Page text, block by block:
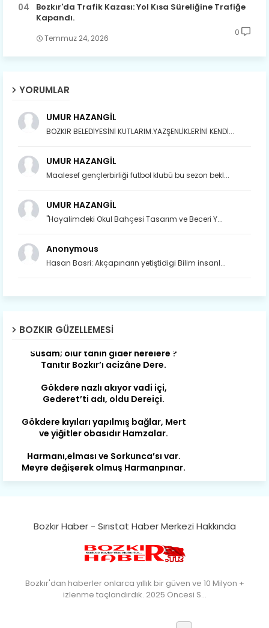
Bozkır'da Trafik Kazası: Yol Kısa Süreliğine Trafiğe
Kapandı.
Temmuz 24, 2026
0
YORUMLAR
UMUR HAZANGİL
BOZKIR BELEDİYESİNİ KUTLARIM.YAZŞENLİKLERİNİ KENDİ...
UMUR HAZANGİL
Maalesef gençlerbirliği futbol klubü bu sezon bekl...
UMUR HAZANGİL
"Hayalimdeki Okul Bahçesi Tasarım ve Beceri Y...
Anonymous
Hasan Basri: Akçapınarın yetiştidigi Bilim insanl...
BOZKIR GÜZELLEMESI
Son yıllarda orda yok artık ağlayan,
Susam; olur tahin gider nerelere ?
Gökdere nazlı akıyor vadi içi,
Gökdere kıyıları yapılmış bağlar, Mert
Harmanı,elması ve Sorkunca’sı var.
Büyük yerdir, mahalleleri Aydınlık, Tarih
yorgun. Şehit Berâtlı, halkı yiğit genç
Sorkun.
Perşembe de yaşlılardan aldım öğüt,
Mazimdeki ismi şanla taşır Söğüt.
Bozkır Haber - Sırıstat Haber Merkezi Hakkında
Bozkır'dan haberler onlarca yıllık bir güven ve 10 Milyon +
izlenme taçlandırdık. 2025 Öncesi S…